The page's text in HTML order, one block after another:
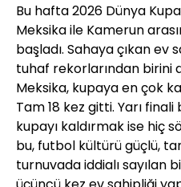
Bu hafta 2026 Dünya
Meksika ile Kamerun
başladı. Sahaya çıkan
tuhaf rekorlarından birini
Meksika, kupaya en çok
Tam 18 kez gitti. Yarı
kupayı kaldırmak ise hiç
bu, futbol kültürü güçlü,
turnuvada iddialı sayılan